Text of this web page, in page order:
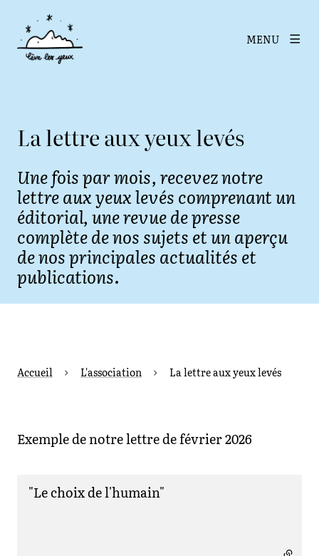
MENU
La lettre aux yeux levés
Une fois par mois, recevez notre
lettre aux yeux levés comprenant un
éditorial, une revue de presse
complète de nos sujets et un aperçu
de nos principales actualités et
publications.
Accueil L'association La lettre aux yeux levés
Exemple de notre lettre de février 2026
"Le choix de l'humain"